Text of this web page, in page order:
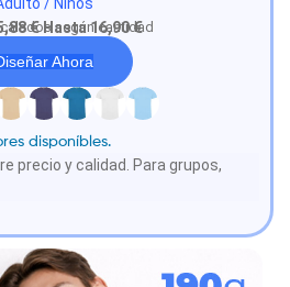
€ Hasta 16,90 €
según cantidad
Ahora
disponíbles.
precio y calidad. Para grupos,